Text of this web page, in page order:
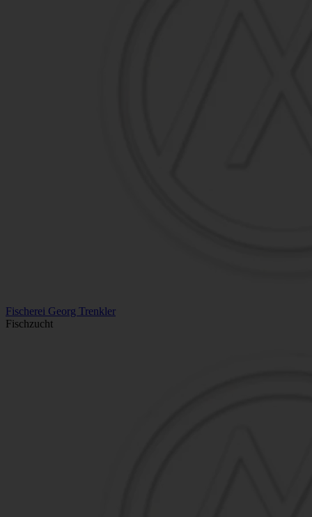
Fischerei Georg Trenkler
Fischzucht